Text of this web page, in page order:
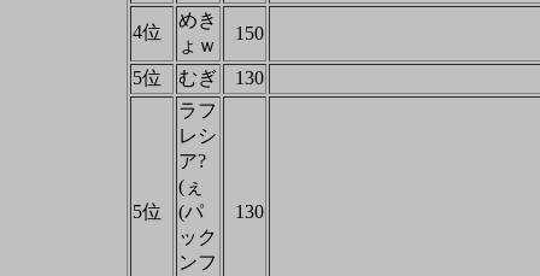
4位
めき
ょｗ
150
5位 むぎ 130
5位
ラフ
レシ
ア?
(ぇ
(パ
ック
ンフ
130